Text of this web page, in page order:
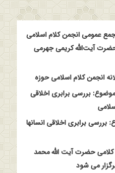
عمومی انجمن کلام اسلامی
آیت‌الله کریمی جهرمی
انجمن کلام اسلامی حوزه
موضوع: بررسی برابری اخلاقی
بررسی برابری اخلاقی انسانها
حضرت آیت الله محمد
می شود